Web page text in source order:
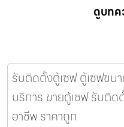
ดูบท
รับติดตั้งตู้เซฟ ตู้เซฟขน
บริการ ขายตู้เซฟ รับติ
อาชีพ ราคาถูก